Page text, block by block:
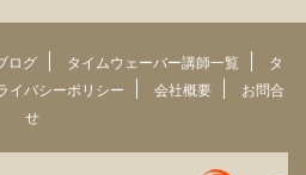
ログ タイムウェーバー講師一覧
タ
イバシーポリシー 会社概要
お問合
せ